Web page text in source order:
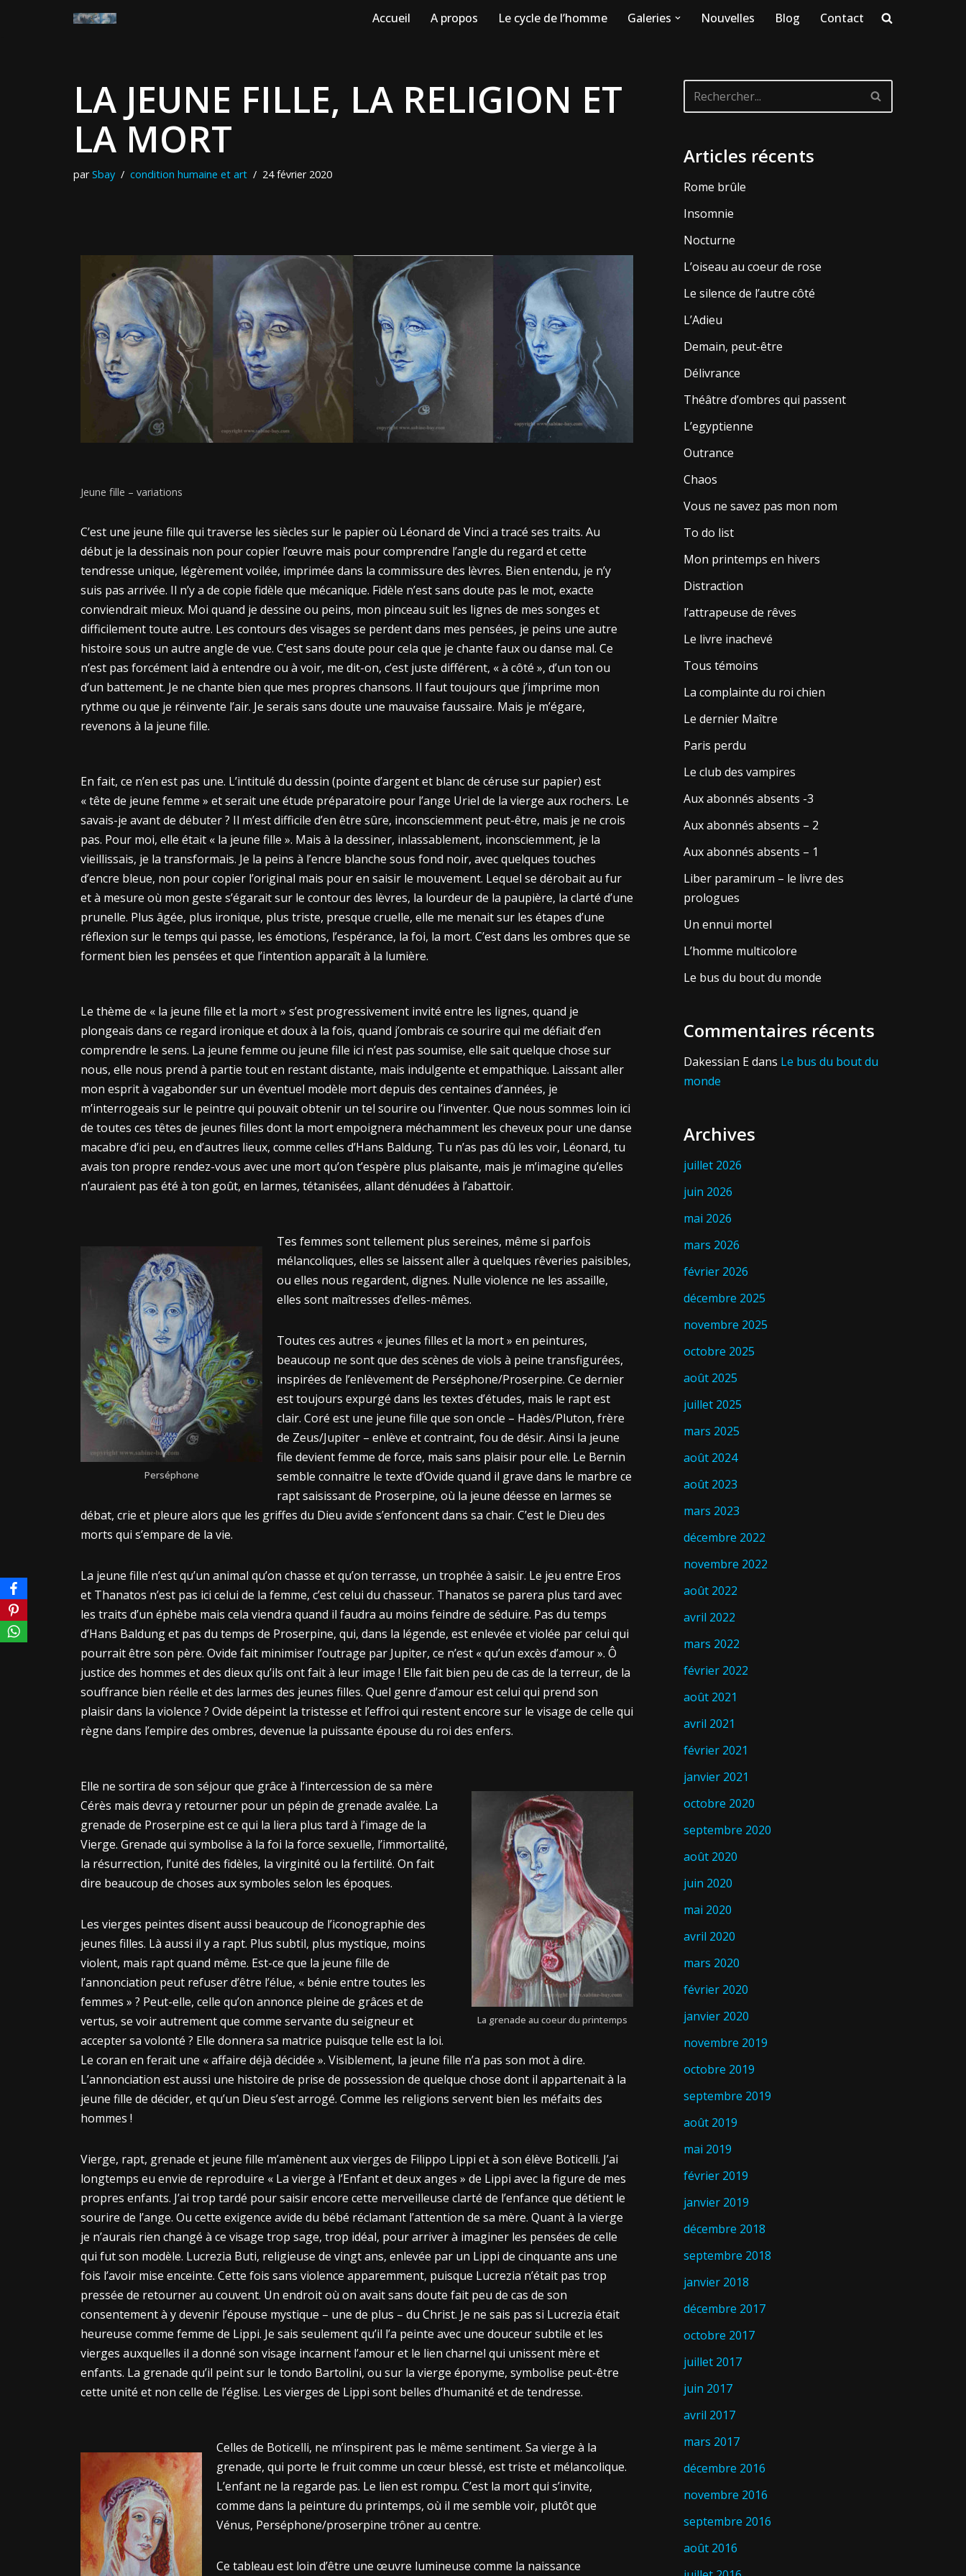
Accueil A propos Le cycle de l’homme Galeries Nouvelles Blog Contact
LA JEUNE FILLE, LA RELIGION ET
LA MORT
parSbay condition humaine et art 24 février 2020
Jeune fille – variations
C’est une jeune fille qui traverse les siècles sur le papier où Léonard de Vinci a tracé ses traits. Au
début je la dessinais non pour copier l’œuvre mais pour comprendre l’angle du regard et cette
tendresse unique, légèrement voilée, imprimée dans la commissure des lèvres. Bien entendu, je n’y
suis pas arrivée. Il n’y a de copie fidèle que mécanique. Fidèle n’est sans doute pas le mot, exacte
conviendrait mieux. Moi quand je dessine ou peins, mon pinceau suit les lignes de mes songes et
difficilement toute autre. Les contours des visages se perdent dans mes pensées, je peins une autre
histoire sous un autre angle de vue. C’est sans doute pour cela que je chante faux ou danse mal. Ce
n’est pas forcément laid à entendre ou à voir, me dit-on, c’est juste différent, « à côté », d’un ton ou
d’un battement. Je ne chante bien que mes propres chansons. Il faut toujours que j’imprime mon
rythme ou que je réinvente l’air. Je serais sans doute une mauvaise faussaire. Mais je m’égare,
revenons à la jeune fille.
En fait, ce n’en est pas une. L’intitulé du dessin (pointe d’argent et blanc de céruse sur papier) est
« tête de jeune femme » et serait une étude préparatoire pour l’ange Uriel de la vierge aux rochers. Le
savais-je avant de débuter ? Il m’est difficile d’en être sûre, inconsciemment peut-être, mais je ne crois
pas. Pour moi, elle était « la jeune fille ». Mais à la dessiner, inlassablement, inconsciemment, je la
vieillissais, je la transformais. Je la peins à l’encre blanche sous fond noir, avec quelques touches
d’encre bleue, non pour copier l’original mais pour en saisir le mouvement. Lequel se dérobait au fur
et à mesure où mon geste s’égarait sur le contour des lèvres, la lourdeur de la paupière, la clarté d’une
prunelle. Plus âgée, plus ironique, plus triste, presque cruelle, elle me menait sur les étapes d’une
réflexion sur le temps qui passe, les émotions, l’espérance, la foi, la mort. C’est dans les ombres que se
forment bien les pensées et que l’intention apparaît à la lumière.
Le thème de « la jeune fille et la mort » s’est progressivement invité entre les lignes, quand je
plongeais dans ce regard ironique et doux à la fois, quand j’ombrais ce sourire qui me défiait d’en
comprendre le sens. La jeune femme ou jeune fille ici n’est pas soumise, elle sait quelque chose sur
nous, elle nous prend à partie tout en restant distante, mais indulgente et empathique. Laissant aller
mon esprit à vagabonder sur un éventuel modèle mort depuis des centaines d’années, je
m’interrogeais sur le peintre qui pouvait obtenir un tel sourire ou l’inventer. Que nous sommes loin ici
de toutes ces têtes de jeunes filles dont la mort empoignera méchamment les cheveux pour une danse
macabre d’ici peu, en d’autres lieux, comme celles d’Hans Baldung. Tu n’as pas dû les voir, Léonard, tu
avais ton propre rendez-vous avec une mort qu’on t’espère plus plaisante, mais je m’imagine qu’elles
n’auraient pas été à ton goût, en larmes, tétanisées, allant dénudées à l’abattoir.
Perséphone
Tes femmes sont tellement plus sereines, même si parfois
mélancoliques, elles se laissent aller à quelques rêveries paisibles,
ou elles nous regardent, dignes. Nulle violence ne les assaille,
elles sont maîtresses d’elles-mêmes.
Toutes ces autres « jeunes filles et la mort » en peintures,
beaucoup ne sont que des scènes de viols à peine transfigurées,
inspirées de l’enlèvement de Perséphone/Proserpine. Ce dernier
est toujours expurgé dans les textes d’études, mais le rapt est
clair. Coré est une jeune fille que son oncle – Hadès/Pluton, frère
de Zeus/Jupiter – enlève et contraint, fou de désir. Ainsi la jeune
file devient femme de force, mais sans plaisir pour elle. Le Bernin
semble connaitre le texte d’Ovide quand il grave dans le marbre ce
rapt saisissant de Proserpine, où la jeune déesse en larmes se
débat, crie et pleure alors que les griffes du Dieu avide s’enfoncent dans sa chair. C’est le Dieu des
morts qui s’empare de la vie.
La jeune fille n’est qu’un animal qu’on chasse et qu’on terrasse, un trophée à saisir. Le jeu entre Eros
et Thanatos n’est pas ici celui de la femme, c’est celui du chasseur. Thanatos se parera plus tard avec
les traits d’un éphèbe mais cela viendra quand il faudra au moins feindre de séduire. Pas du temps
d’Hans Baldung et pas du temps de Proserpine, qui, dans la légende, est enlevée et violée par celui qui
pourrait être son père. Ovide fait minimiser l’outrage par Jupiter, ce n’est « qu’un excès d’amour ». Ô
justice des hommes et des dieux qu’ils ont fait à leur image ! Elle fait bien peu de cas de la terreur, de la
souffrance bien réelle et des larmes des jeunes filles. Quel genre d’amour est celui qui prend son
plaisir dans la violence ? Ovide dépeint la tristesse et l’effroi qui restent encore sur le visage de celle qui
règne dans l’empire des ombres, devenue la puissante épouse du roi des enfers.
La grenade au coeur du printemps
Elle ne sortira de son séjour que grâce à l’intercession de sa mère
Cérès mais devra y retourner pour un pépin de grenade avalée. La
grenade de Proserpine est ce qui la liera plus tard à l’image de la
Vierge. Grenade qui symbolise à la foi la force sexuelle, l’immortalité,
la résurrection, l’unité des fidèles, la virginité ou la fertilité. On fait
dire beaucoup de choses aux symboles selon les époques.
Les vierges peintes disent aussi beaucoup de l’iconographie des
jeunes filles. Là aussi il y a rapt. Plus subtil, plus mystique, moins
violent, mais rapt quand même. Est-ce que la jeune fille de
l’annonciation peut refuser d’être l’élue, « bénie entre toutes les
femmes » ? Peut-elle, celle qu’on annonce pleine de grâces et de
vertus, se voir autrement que comme servante du seigneur et
accepter sa volonté ? Elle donnera sa matrice puisque telle est la loi.
Le coran en ferait une « affaire déjà décidée ». Visiblement, la jeune fille n’a pas son mot à dire.
L’annonciation est aussi une histoire de prise de possession de quelque chose dont il appartenait à la
jeune fille de décider, et qu’un Dieu s’est arrogé. Comme les religions servent bien les méfaits des
hommes !
Vierge, rapt, grenade et jeune fille m’amènent aux vierges de Filippo Lippi et à son élève Boticelli. J’ai
longtemps eu envie de reproduire « La vierge à l’Enfant et deux anges » de Lippi avec la figure de mes
propres enfants. J’ai trop tardé pour saisir encore cette merveilleuse clarté de l’enfance que détient le
sourire de l’ange. Ou cette exigence avide du bébé réclamant l’attention de sa mère. Quant à la vierge
je n’aurais rien changé à ce visage trop sage, trop idéal, pour arriver à imaginer les pensées de celle
qui fut son modèle. Lucrezia Buti, religieuse de vingt ans, enlevée par un Lippi de cinquante ans une
fois l’avoir mise enceinte. Cette fois sans violence apparemment, puisque Lucrezia n’était pas trop
pressée de retourner au couvent. Un endroit où on avait sans doute fait peu de cas de son
consentement à y devenir l’épouse mystique – une de plus – du Christ. Je ne sais pas si Lucrezia était
heureuse comme femme de Lippi. Je sais seulement qu’il l’a peinte avec une douceur subtile et les
vierges auxquelles il a donné son visage incarnent l’amour et le lien charnel qui unissent mère et
enfants. La grenade qu’il peint sur le tondo Bartolini, ou sur la vierge éponyme, symbolise peut-être
cette unité et non celle de l’église. Les vierges de Lippi sont belles d’humanité et de tendresse.
Celles de Boticelli, ne m’inspirent pas le même sentiment. Sa vierge à la
grenade, qui porte le fruit comme un cœur blessé, est triste et mélancolique.
L’enfant ne la regarde pas. Le lien est rompu. C’est la mort qui s’invite,
comme dans la peinture du printemps, où il me semble voir, plutôt que
Vénus, Perséphone/proserpine trôner au centre.
Ce tableau est loin d’être une œuvre lumineuse comme la naissance
Articles récents
Rome brûle
Insomnie
Nocturne
L’oiseau au coeur de rose
Le silence de l’autre côté
L’Adieu
Demain, peut-être
Délivrance
Théâtre d’ombres qui passent
L’egyptienne
Outrance
Chaos
Vous ne savez pas mon nom
To do list
Mon printemps en hivers
Distraction
l’attrapeuse de rêves
Le livre inachevé
Tous témoins
La complainte du roi chien
Le dernier Maître
Paris perdu
Le club des vampires
Aux abonnés absents -3
Aux abonnés absents – 2
Aux abonnés absents – 1
Liber paramirum – le livre des
prologues
Un ennui mortel
L’homme multicolore
Le bus du bout du monde
Commentaires récents
Dakessian Edans Le bus du bout du
monde
Archives
juillet 2026
juin 2026
mai 2026
mars 2026
février 2026
décembre 2025
novembre 2025
octobre 2025
août 2025
juillet 2025
mars 2025
août 2024
août 2023
mars 2023
décembre 2022
novembre 2022
août 2022
avril 2022
mars 2022
février 2022
août 2021
avril 2021
février 2021
janvier 2021
octobre 2020
septembre 2020
août 2020
juin 2020
mai 2020
avril 2020
mars 2020
février 2020
janvier 2020
novembre 2019
octobre 2019
septembre 2019
août 2019
mai 2019
février 2019
janvier 2019
décembre 2018
septembre 2018
janvier 2018
décembre 2017
octobre 2017
juillet 2017
juin 2017
avril 2017
mars 2017
décembre 2016
novembre 2016
septembre 2016
août 2016